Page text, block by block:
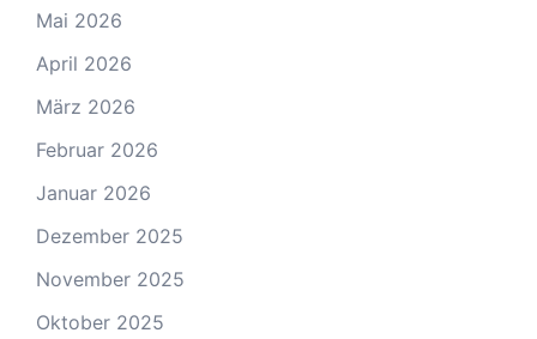
Mai 2026
April 2026
März 2026
Februar 2026
Januar 2026
Dezember 2025
November 2025
Oktober 2025